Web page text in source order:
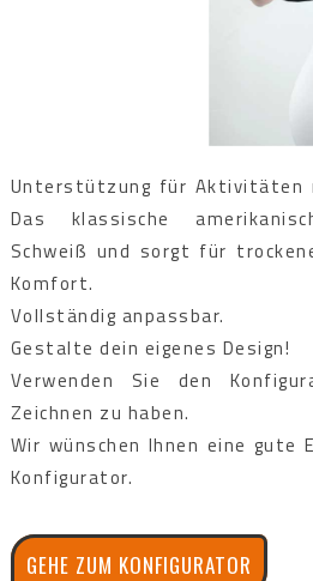
Unterstützung für Aktivitäten
Das klassische
Schweiß und sorgt für
Komfort.
Vollständig anpassbar.
Gestalte dein eigenes Design!
Verwenden Sie den
Zeichnen zu haben.
Wir wünschen Ihnen eine gute
Konfigurator.
GEHE ZUM KONFIGURATOR